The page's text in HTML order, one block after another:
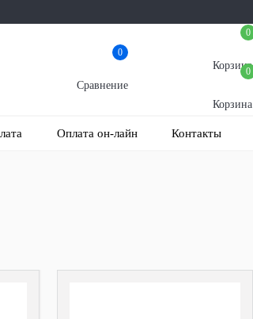
0
Сравнение
0
Корзина
0
Корзина
Оплата он-лайн Контакты